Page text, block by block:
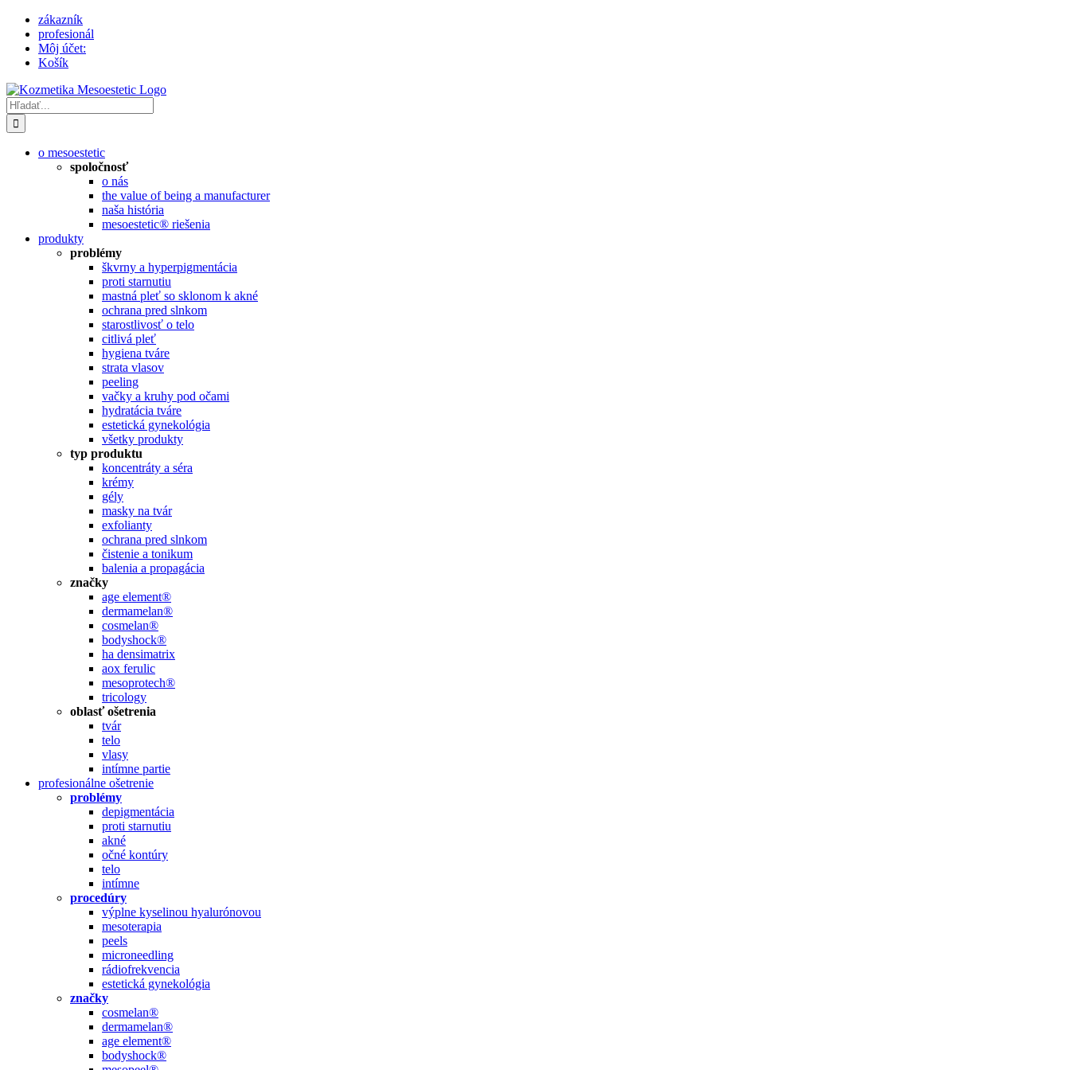
Skip
content
zákazník
profesionál
Môj účet:
Košík
Hľadať:
o mesoestetic
spoločnosť
o nás
the value of being a manufacturer
naša história
mesoestetic® riešenia
produkty
problémy
škvrny a hyperpigmentácia
proti starnutiu
mastná pleť so sklonom k ​​akné
ochrana pred slnkom
starostlivosť o telo
citlivá pleť
hygiena tváre
strata vlasov
peeling
vačky a kruhy pod očami
hydratácia tváre
estetická gynekológia
všetky produkty
typ produktu
koncentráty a séra
krémy
gély
masky na tvár
exfolianty
ochrana pred slnkom
čistenie a tonikum
balenia a propagácia
značky
age element®
dermamelan®
cosmelan®
bodyshock®
ha densimatrix
aox ferulic
mesoprotech®
tricology
oblasť ošetrenia
tvár
telo
vlasy
intímne partie
profesionálne ošetrenie
problémy
depigmentácia
proti starnutiu
akné
očné kontúry
telo
intímne
procedúry
výplne kyselinou hyalurónovou
mesoterapia
peels
microneedling
rádiofrekvencia
estetická gynekológia
značky
cosmelan®
dermamelan®
age element®
bodyshock®